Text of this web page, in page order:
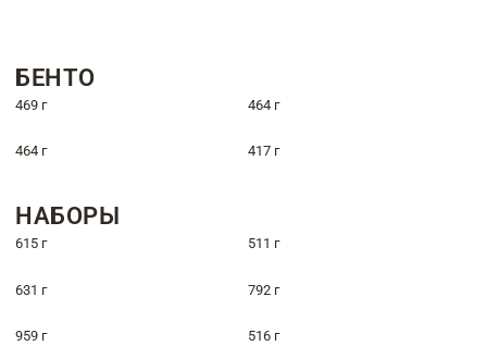
БЕНТО
469 г 464 г
464 г 417 г
НАБОРЫ
615 г 511 г
631 г 792 г
959 г 516 г